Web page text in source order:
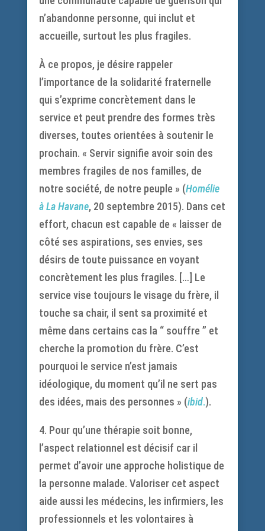
n’abandonne personne, qui inclut et
accueille, surtout les plus fragiles.
À ce propos, je désire rappeler
l’importance de la solidarité fraternelle
qui s’exprime concrètement dans le
service et peut prendre des formes très
diverses, toutes orientées à soutenir le
prochain. « Servir signifie avoir soin des
membres fragiles de nos familles, de
notre société, de notre peuple » (Homélie
à La Havane, 20 septembre 2015). Dans cet
effort, chacun est capable de « laisser de
côté ses aspirations, ses envies, ses
désirs de toute puissance en voyant
concrètement les plus fragiles. […] Le
service vise toujours le visage du frère, il
touche sa chair, il sent sa proximité et
même dans certains cas la “ souffre ” et
cherche la promotion du frère. C’est
pourquoi le service n’est jamais
idéologique, du moment qu’il ne sert pas
des idées, mais des personnes » (ibid.).
4. Pour qu’une thérapie soit bonne,
l’aspect relationnel est décisif car il
permet d’avoir une approche holistique de
la personne malade. Valoriser cet aspect
aide aussi les médecins, les infirmiers, les
professionnels et les volontaires à